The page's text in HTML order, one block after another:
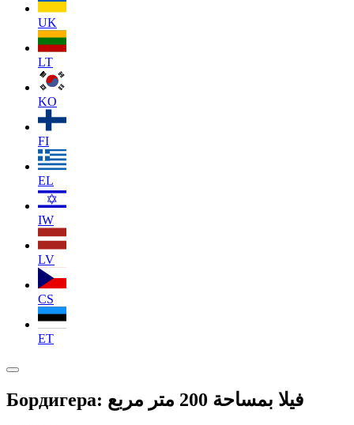
UK
LT
KO
FI
EL
IW
LV
CS
ET
Бордигера: فيلا بمساحة 200 متر مربع